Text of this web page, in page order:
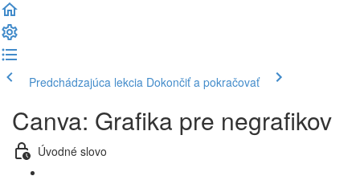
Predchádzajúca lekcia Dokončiť a pokračovať
Canva: Grafika pre negrafikov
Úvodné slovo